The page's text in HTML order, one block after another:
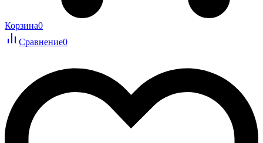
Корзина0
Сравнение0